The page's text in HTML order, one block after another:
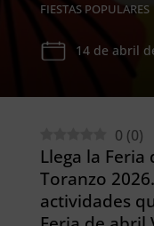
FIESTAS POPULARES
14 de abril
0 (0)
Llega la
Toranzo
actividades